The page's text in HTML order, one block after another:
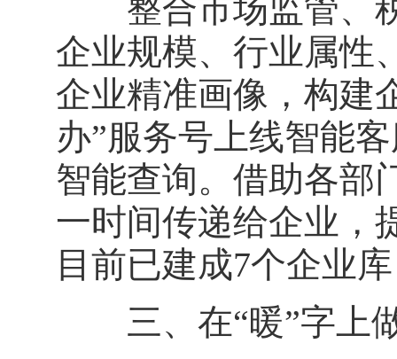
整合市场监管、税
企业规模、行业属性
企业精准画像，构建
办”服务号上线智能
智能查询。借助各部
一时间传递给企业，
目前已建成7个企业
三、在“暖”字上